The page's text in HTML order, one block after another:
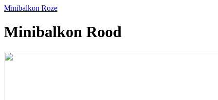
Minibalkon Roze
Minibalkon Rood